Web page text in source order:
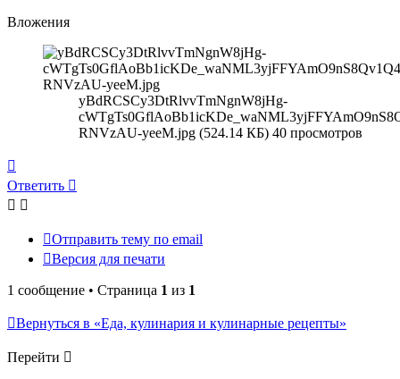
Вложения
yBdRCSCy3DtRlvvTmNgnW8jHg-
RNVzAU-yeeM.jpg (524.14 КБ) 40 просмотров
к
началу
Ответить
Отправить тему по email
Версия для печати
1 сообщение • Страница 1 из 1
Вернуться в «Еда, кулинария и кулинарные рецепты»
Перейти